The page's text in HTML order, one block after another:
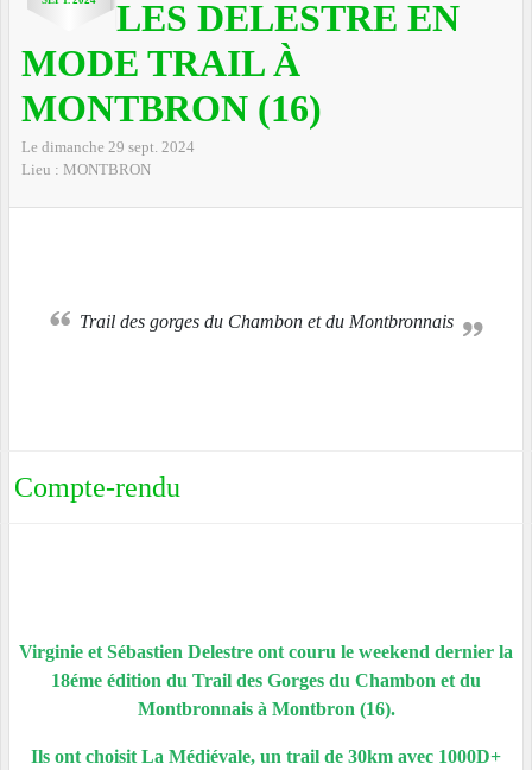
LES DELESTRE EN
MODE TRAIL À
MONTBRON (16)
Le dimanche 29 sept. 2024
Lieu : MONTBRON
Trail des gorges du Chambon et du Montbronnais
Compte-rendu
Virginie et Sébastien Delestre ont couru le weekend dernier la
18éme édition du Trail des Gorges du Chambon et du
Montbronnais à Montbron (16).
Ils ont choisit La Médiévale, un trail de 30km avec 1000D+